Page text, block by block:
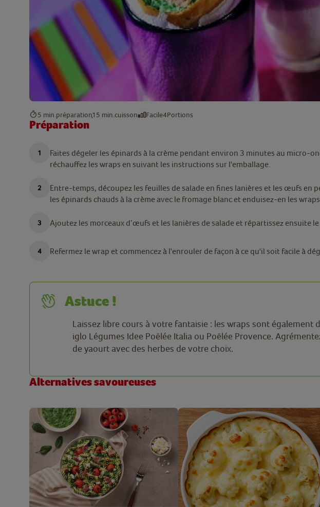
5 min. préparation15 min. cuisson Facile4Portions
Préparation
Faites dégeler les épinards à la crème pendant environ 3 minutes au micro-
réchauffez les wraps en suivant les instructions sur l'emballage.
Entre-temps, découpez les feuilles de salade en fines lanières et les œufs en
les épinards chauds à la crème avec le fromage blanc et enduisez-en les wraps.
Ajoutez les morceaux d’œufs et les lanières de salade et répartissez ensuite le
Refermez le wrap et commencez à l'enrouler de façon à ce qu'il soit facile à
Astuce !
Laissez libre cours à votre fantaisie : les wraps sont également
iglo Légumes Idee Poêlée Italia ou Poêlée Provence.
de yaourt avec des herbes de votre choix.
Alternatives savoureuses